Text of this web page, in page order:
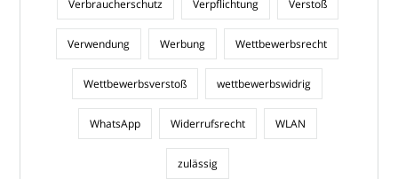
Verbraucherschutz Verpflichtung Verstoß
Verwendung Werbung Wettbewerbsrecht
Wettbewerbsverstoß wettbewerbswidrig
WhatsApp Widerrufsrecht WLAN
zulässig